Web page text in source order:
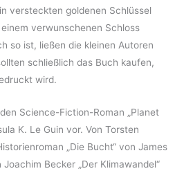
versteckten goldenen Schlüssel
verwunschenen Schloss
so ist, ließen die kleinen Autoren
schließlich das Buch kaufen,
wird.
Science-Fiction-Roman „Planet
K. Le Guin vor. Von Torsten
„Die Bucht“ von James
Becker „Der Klimawandel“